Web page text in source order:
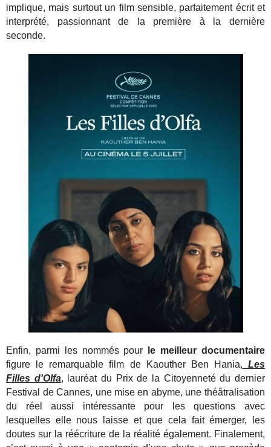
implique, mais surtout un film sensible, parfaitement écrit et
interprété, passionnant de la première à la dernière
seconde.
Enfin, parmi les nommés pour
le meilleur documentaire
figure le remarquable film de Kaouther Ben Hania, Les
Filles d'Olfa, lauréat du Prix de la Citoyenneté du dernier
Festival de Cannes, une mise en abyme, une théâtralisation
du réel aussi intéressante pour les questions avec
lesquelles elle nous laisse et que cela fait émerger, les
doutes sur la réécriture de la réalité également. Finalement,